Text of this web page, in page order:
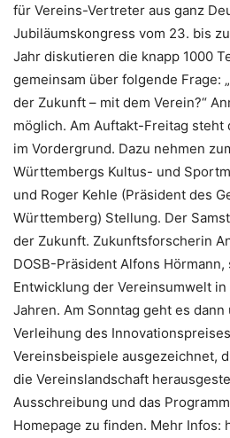
für Vereins-Vertreter aus ganz
Jubiläumskongress vom 23. bis
Jahr diskutieren die knapp 1000
gemeinsam über folgende Frage:
der Zukunft – mit dem Verein?“
möglich. Am Auftakt-Freitag steht
im Vordergrund. Dazu nehmen
Württembergs Kultus- und
und Roger Kehle (Präsident des
Württemberg) Stellung. Der
der Zukunft. Zukunftsforscherin
DOSB-Präsident Alfons
Entwicklung der Vereinsumwelt
Jahren. Am Sonntag geht es
Verleihung des
Vereinsbeispiele ausgezeichnet,
die Vereinslandschaft
Ausschreibung und das
Homepage zu finden. Mehr